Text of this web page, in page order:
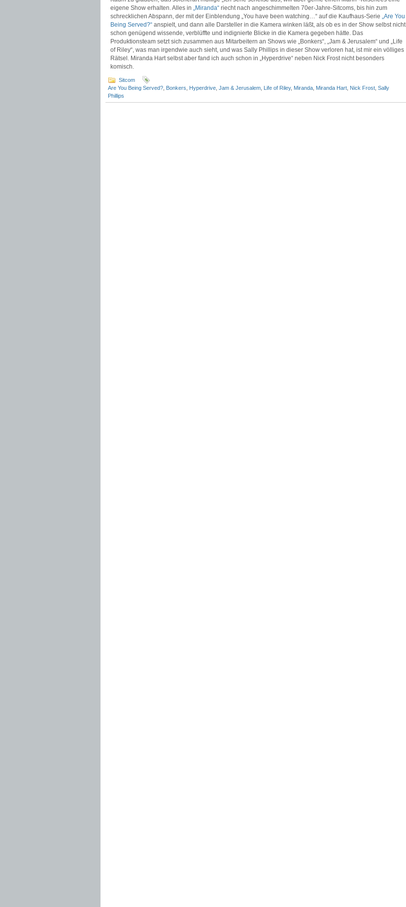
eigene Show erhalten. Alles in „Miranda“ riecht nach angeschimmelten 70er-Jahre-Sitcoms, bis hin zum
schrecklichen Abspann, der mit der Einblendung „You have been watching…“ auf die Kaufhaus-Serie „Are You
Being Served?“ anspielt, und dann alle Darsteller in die Kamera winken läßt, als ob es in der Show selbst nicht
schon genügend wissende, verblüffte und indignierte Blicke in die Kamera gegeben hätte. Das
Produktionsteam setzt sich zusammen aus Mitarbeitern an Shows wie „Bonkers“, „Jam & Jerusalem“ und „Life
of Riley“, was man irgendwie auch sieht, und was Sally Phillips in dieser Show verloren hat, ist mir ein völliges
Rätsel. Miranda Hart selbst aber fand ich auch schon in „Hyperdrive“ neben Nick Frost nicht besonders
komisch.
Sitcom
Are You Being Served? Bonkers Hyperdrive Jam & Jerusalem Life of Riley, Miranda Miranda Hart Nick Frost Sally
Phillips